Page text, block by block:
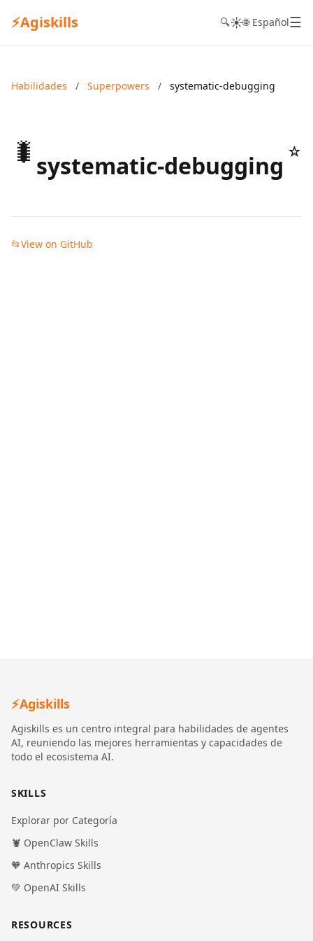
⚡Agiskills 🔍☀️🌐 Español☰
Habilidades / Superpowers / systematic-debugging
🐛 systematic-debugging ☆
📂View on GitHub
⚡Agiskills
Agiskills es un centro integral para habilidades de agentes
AI, reuniendo las mejores herramientas y capacidades de
todo el ecosistema AI.
SKILLS
Explorar por Categoría
🦞 OpenClaw Skills
🧡 Anthropics Skills
💚 OpenAI Skills
RESOURCES